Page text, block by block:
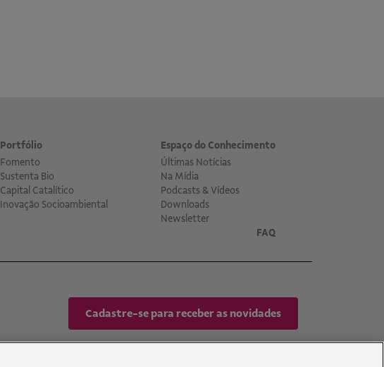
Portfólio
Fomento
Sustenta Bio
Capital Catalítico
Inovação Socioambiental
Espaço do Conhecimento
Últimas Notícias
Na Mídia
Podcasts & Vídeos
Downloads
Newsletter
FAQ
Cadastre-se para receber as novidades